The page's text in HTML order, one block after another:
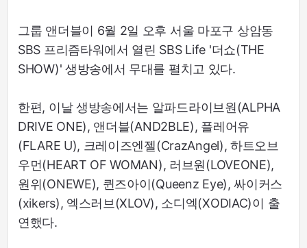
그룹 앤더블이 6월 2일 오후 서울 마포구 상암동
SBS 프리즘타워에서 열린 SBS Life '더쇼(THE
SHOW)' 생방송에서 무대를 펼치고 있다.
한편, 이날 생방송에서는 알파드라이브원(ALPHA
DRIVE ONE), 앤더블(AND2BLE), 플레어유
(FLARE U), 크레이즈엔젤(CrazAngel), 하트오브
우먼(HEART OF WOMAN), 러브원(LOVEONE),
원위(ONEWE), 퀸즈아이(Queenz Eye), 싸이커스
(xikers), 엑스러브(XLOV), 소디엑(XODIAC)이 출
연했다.